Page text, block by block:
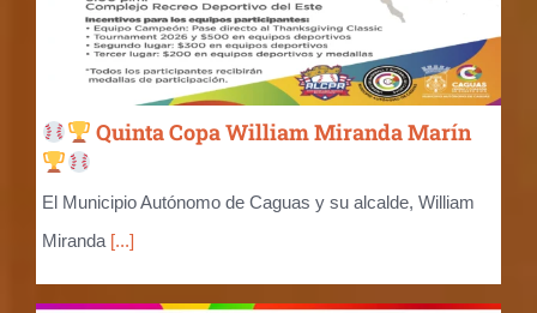
Quinta Copa William Miranda Marín
El Municipio Autónomo de Caguas y su alcalde, William
Miranda[...]